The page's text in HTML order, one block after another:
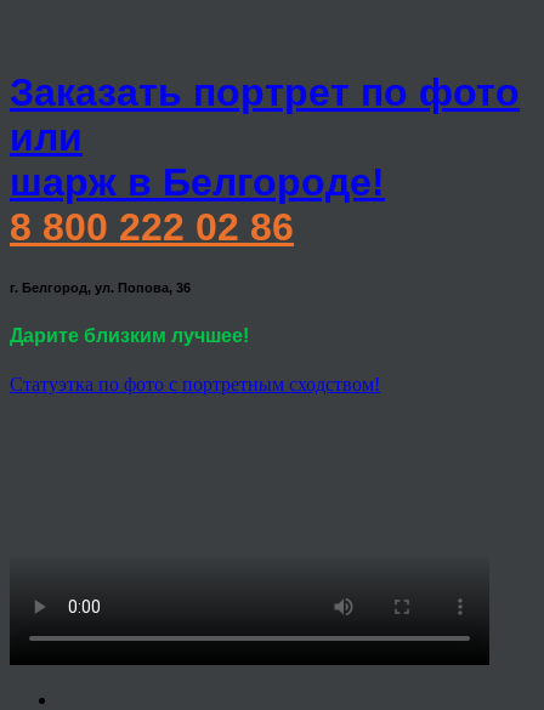
Заказать портрет по фото
или
шарж в Белгороде!
8 800 222 02 86
г. Белгород, ул. Попова, 36
Дарите близким лучшее!
Статуэтка по фото с портретным сходством!